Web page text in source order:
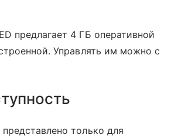
предлагает 4 ГБ оперативной
Управлять им можно с
только для